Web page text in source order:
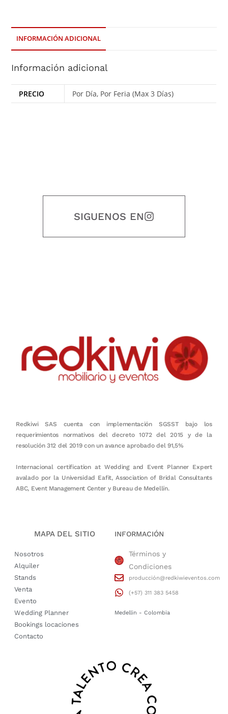
INFORMACIÓN ADICIONAL
Información adicional
PRECIO Por Día, Por Feria (Max 3 Días)
SIGUENOS EN
Redkiwi SAS cuenta con implementación SGSST bajo los
requerimientos normativos del decreto 1072 del 2015 y de la
resolución 312 del 2019 con un avance aprobado del 91,5%
Internacional certification at Wedding and Event Planner Expert
avalado por la Universidad Eafit, Association of Bridal Consultants
ABC, Event Management Center y Bureau de Medellín.
MAPA DEL SITIO
Nosotros
Alquiler
Stands
Venta
Evento
Wedding Planner
Bookings locaciones
Contacto
INFORMACIÓN
Términos y
Condiciones
producción@redkiwieventos.com
(+57) 311 383 5458
Medellin - Colombia